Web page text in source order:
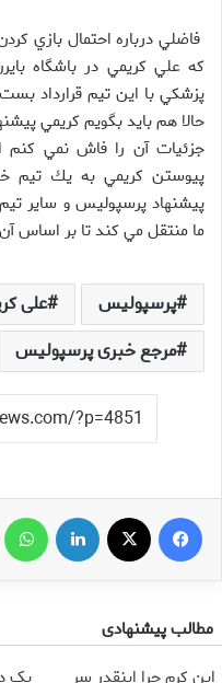
فاضلي درباره احتمال بازي
كه علي كريمي در باشگاه
پزشكي با اين تيم قرارداد
حالا هم بايد بگويم كريمي
جزئيات آن را فاش نمي كنم
پيوستن كريمي به يك تيم
پيشنهاد پرسپوليس و ساير
ما منتقل مي كند تا بر اساس
پرسپولیس علی
مرجع خبری پرسپولیس
فیس بوک لینکدین
مطالب پیشنهادی
این کرم چرا اینقدر سر یک